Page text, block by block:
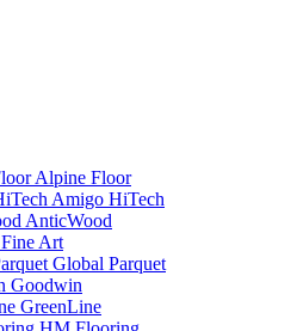
Alpine Floor
Amigo HiTech
AnticWood
Fine Art
Global Parquet
Goodwin
GreenLine